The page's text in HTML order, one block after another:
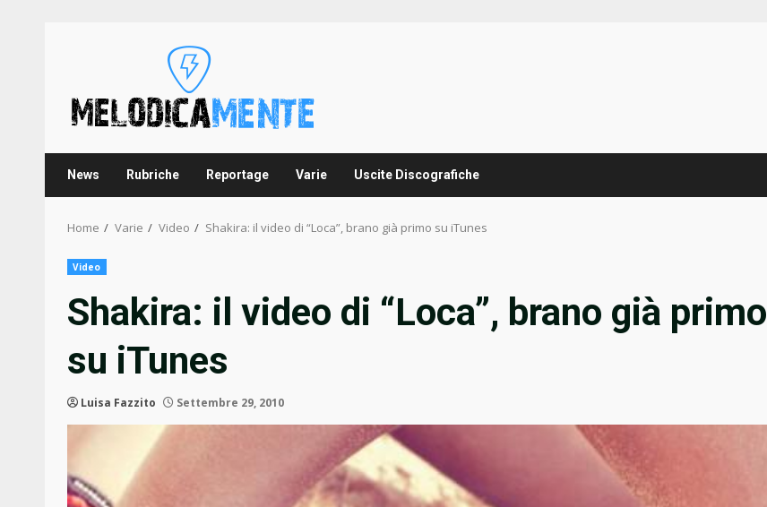
News Rubriche Reportage Varie Uscite Discografiche
Home Varie Video Shakira: il video di “Loca”, brano già primo su iTunes
Video
Shakira: il video di “Loca”, brano già primo
su iTunes
Luisa Fazzito Settembre 29, 2010